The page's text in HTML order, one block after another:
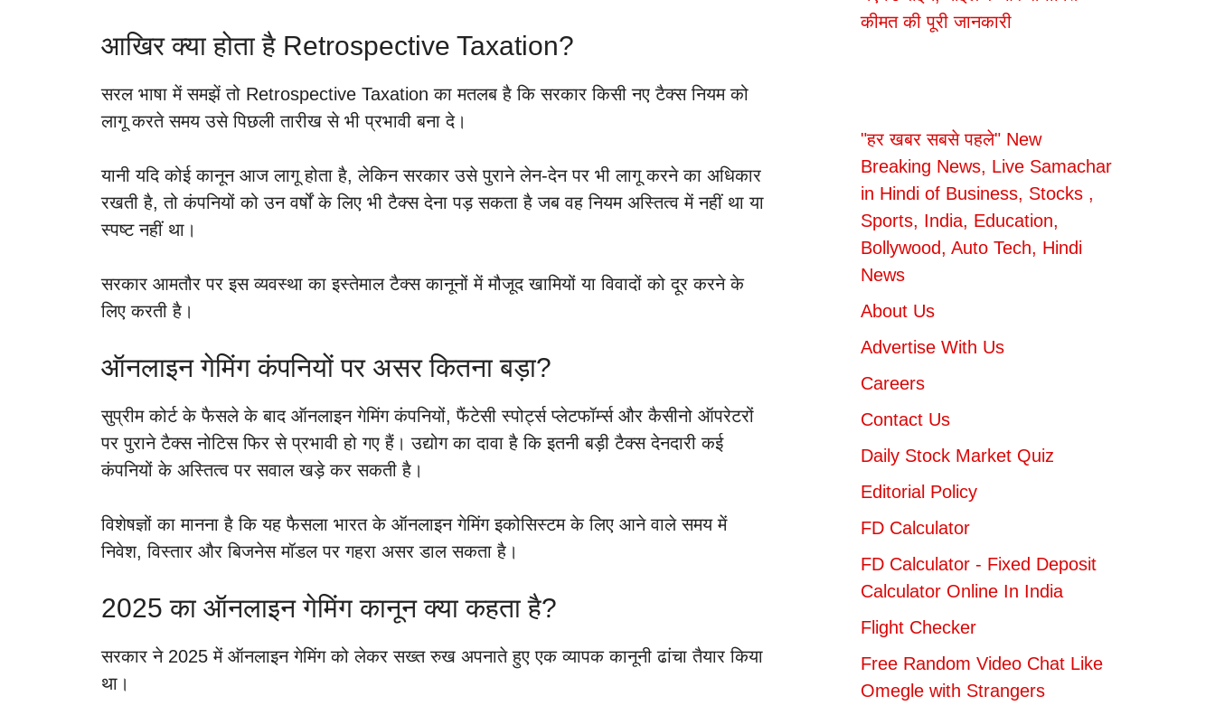
आखिर क्या होता है Retrospective Taxation?
सरल भाषा में समझें तो Retrospective Taxation का मतलब है कि सरकार किसी नए टैक्स नियम को
लागू करते समय उसे पिछली तारीख से भी प्रभावी बना दे।
यानी यदि कोई कानून आज लागू होता है, लेकिन सरकार उसे पुराने लेन-देन पर भी लागू करने का अधिकार
रखती है, तो कंपनियों को उन वर्षों के लिए भी टैक्स देना पड़ सकता है जब वह नियम अस्तित्व में नहीं था या
स्पष्ट नहीं था।
सरकार आमतौर पर इस व्यवस्था का इस्तेमाल टैक्स कानूनों में मौजूद खामियों या विवादों को दूर करने के
लिए करती है।
ऑनलाइन गेमिंग कंपनियों पर असर कितना बड़ा?
सुप्रीम कोर्ट के फैसले के बाद ऑनलाइन गेमिंग कंपनियों, फैंटेसी स्पोर्ट्स प्लेटफॉर्म्स और कैसीनो ऑपरेटरों
पर पुराने टैक्स नोटिस फिर से प्रभावी हो गए हैं। उद्योग का दावा है कि इतनी बड़ी टैक्स देनदारी कई
कंपनियों के अस्तित्व पर सवाल खड़े कर सकती है।
विशेषज्ञों का मानना है कि यह फैसला भारत के ऑनलाइन गेमिंग इकोसिस्टम के लिए आने वाले समय में
निवेश, विस्तार और बिजनेस मॉडल पर गहरा असर डाल सकता है।
2025 का ऑनलाइन गेमिंग कानून क्या कहता है?
सरकार ने 2025 में ऑनलाइन गेमिंग को लेकर सख्त रुख अपनाते हुए एक व्यापक कानूनी ढांचा तैयार किया
था।
कीमत की पूरी जानकारी
"हर खबर सबसे पहले" New
Breaking News, Live Samachar
in Hindi of Business, Stocks ,
Sports, India, Education,
Bollywood, Auto Tech, Hindi
News
About Us
Advertise With Us
Careers
Contact Us
Daily Stock Market Quiz
Editorial Policy
FD Calculator
FD Calculator - Fixed Deposit
Calculator Online In India
Flight Checker
Free Random Video Chat Like
Omegle with Strangers